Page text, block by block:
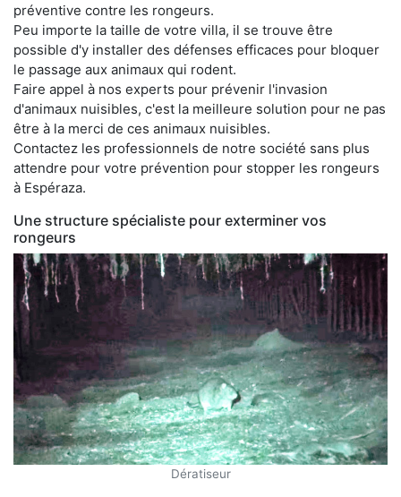
préventive contre les rongeurs.
Peu importe la taille de votre villa, il se trouve être
possible d'y installer des défenses efficaces pour bloquer
le passage aux animaux qui rodent.
Faire appel à nos experts pour prévenir l'invasion
d'animaux nuisibles, c'est la meilleure solution pour ne pas
être à la merci de ces animaux nuisibles.
Contactez les professionnels de notre société sans plus
attendre pour votre prévention pour stopper les rongeurs
à Espéraza.
Une structure spécialiste pour exterminer vos
rongeurs
Dératiseur